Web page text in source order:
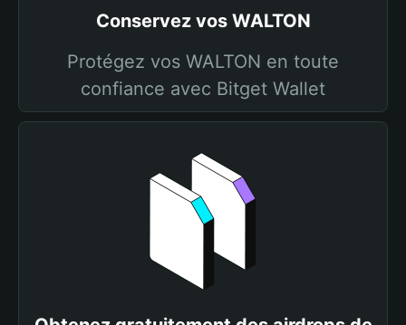
Conservez vos WALTON
Protégez vos WALTON en toute
confiance avec Bitget Wallet